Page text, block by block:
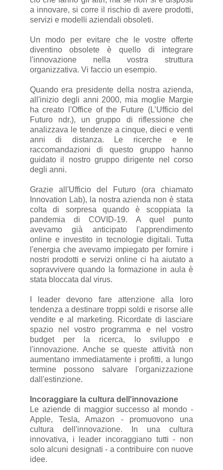
a innovare, si corre il rischio di avere prodotti,
servizi e modelli aziendali obsoleti.
Un modo per evitare che le vostre offerte
diventino obsolete è quello di integrare
l'innovazione nella vostra struttura
organizzativa. Vi faccio un esempio.
Quando era presidente della nostra azienda,
all'inizio degli anni 2000, mia moglie Margie
ha creato l'Office of the Future (L’Ufficio del
Futuro ndr.), un gruppo di riflessione che
analizzava le tendenze a cinque, dieci e venti
anni di distanza. Le ricerche e le
raccomandazioni di questo gruppo hanno
guidato il nostro gruppo dirigente nel corso
degli anni.
Grazie all'Ufficio del Futuro (ora chiamato
Innovation Lab), la nostra azienda non è stata
colta di sorpresa quando è scoppiata la
pandemia di COVID-19. A quel punto
avevamo già anticipato l'apprendimento
online e investito in tecnologie digitali. Tutta
l'energia che avevamo impiegato per fornire i
nostri prodotti e servizi online ci ha aiutato a
sopravvivere quando la formazione in aula è
stata bloccata dal virus.
I leader devono fare attenzione alla loro
tendenza a destinare troppi soldi e risorse alle
vendite e al marketing. Ricordate di lasciare
spazio nel vostro programma e nel vostro
budget per la ricerca, lo sviluppo e
l'innovazione. Anche se queste attività non
aumentano immediatamente i profitti, a lungo
termine possono salvare l'organizzazione
dall'estinzione.
Incoraggiare la cultura dell'innovazione
Le aziende di maggior successo al mondo -
Apple, Tesla, Amazon - promuovono una
cultura dell'innovazione. In una cultura
innovativa, i leader incoraggiano tutti - non
solo alcuni designati - a contribuire con nuove
idee.